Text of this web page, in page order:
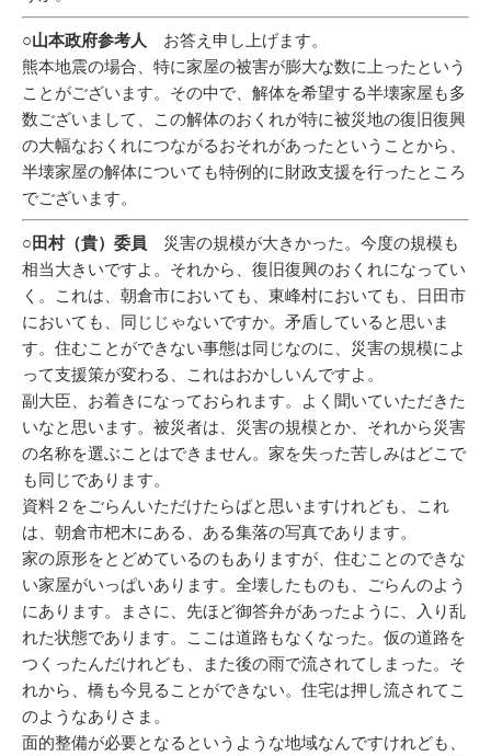
○山本政府参考人
お答え申し上げます。
熊本地震の場合、特に家屋の被害が膨大な数に上ったという
ことがございます。その中で、解体を希望する半壊家屋も多
数ございまして、この解体のおくれが特に被災地の復旧復興
の大幅なおくれにつながるおそれがあったということから、
半壊家屋の解体についても特例的に財政支援を行ったところ
でございます。
○田村（貴）委員 災害の規模が大きかった。今度の規模も
相当大きいですよ。それから、復旧復興のおくれになってい
く。これは、朝倉市においても、東峰村においても、日田市
においても、同じじゃないですか。矛盾していると思いま
す。住むことができない事態は同じなのに、災害の規模によ
って支援策が変わる、これはおかしいんですよ。
副大臣、お着きになっておられます。よく聞いていただきた
いなと思います。被災者は、災害の規模とか、それから災害
の名称を選ぶことはできません。家を失った苦しみはどこで
も同じであります。
資料２をごらんいただけたらばと思いますけれども、これ
は、朝倉市杷木にある、ある集落の写真であります。
家の原形をとどめているのもありますが、住むことのできな
い家屋がいっぱいあります。全壊したものも、ごらんのよう
にあります。まさに、先ほど御答弁があったように、入り乱
れた状態であります。ここは道路もなくなった。仮の道路を
つくったんだけれども、また後の雨で流されてしまった。そ
れから、橋も今見ることができない。住宅は押し流されてこ
のようなありさま。
面的整備が必要となるというような地域なんですけれども、